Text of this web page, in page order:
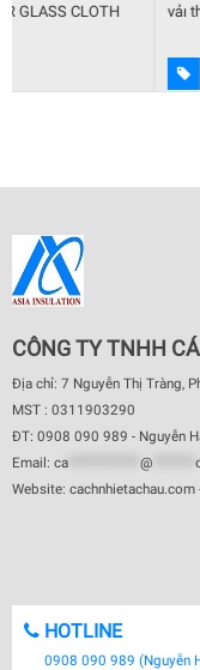
vảı thủy tınh chống thấm
CÔNG TY TNHH
Địa chỉ: 7 Nguyễn Thị Tràng,
MST : 0311903290
ĐT: 0908 090 989 - Nguyễn
Email: ca @
Website:
HOTLINE
0908 090 989 (Nguyễn